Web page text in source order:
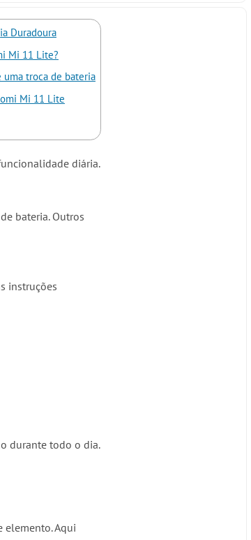
Duradoura
Mi 11 Lite?
uma troca de bateria
Mi 11 Lite
diária.
bateria. Outros
instruções
durante todo o dia.
elemento. Aqui